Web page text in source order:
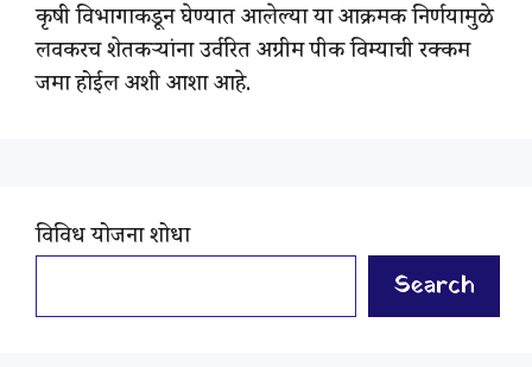
कृषी विभागाकडून घेण्यात आलेल्या या आक्रमक निर्णयामुळे
लवकरच शेतकऱ्यांना उर्वरित अग्रीम पीक विम्याची रक्कम
जमा होईल अशी आशा आहे.
विविध योजना शोधा
Search